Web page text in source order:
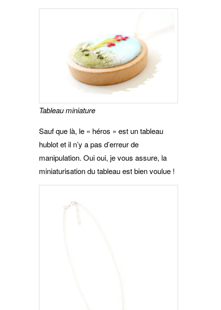
Tableau miniature
Sauf que là, le « héros » est un tableau
hublot et il n’y a pas d’erreur de
manipulation. Oui oui, je vous assure, la
miniaturisation du tableau est bien voulue !